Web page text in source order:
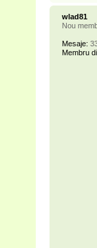
wlad81
Nou
Mesaje:
Membru